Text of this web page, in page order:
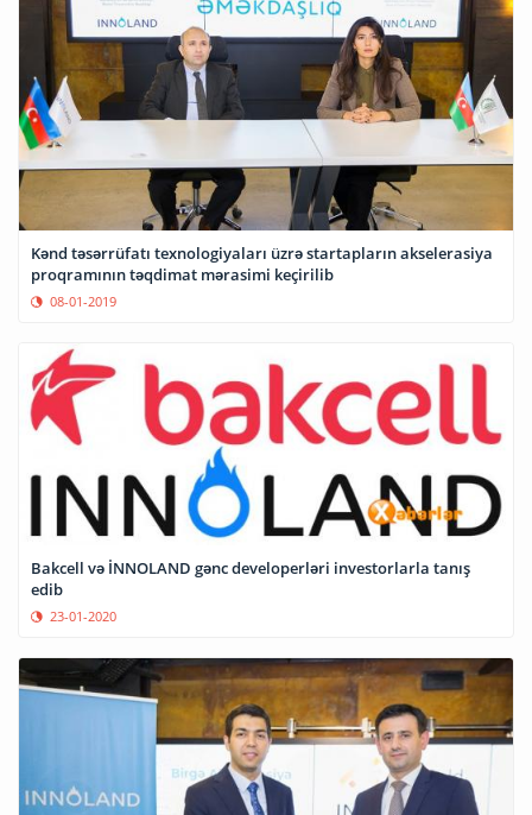
Kənd təsərrüfatı texnologiyaları üzrə startapların akselerasiya
proqramının təqdimat mərasimi keçirilib
08-01-2019
Bakcell və İNNOLAND gənc developerləri investorlarla tanış
edib
23-01-2020